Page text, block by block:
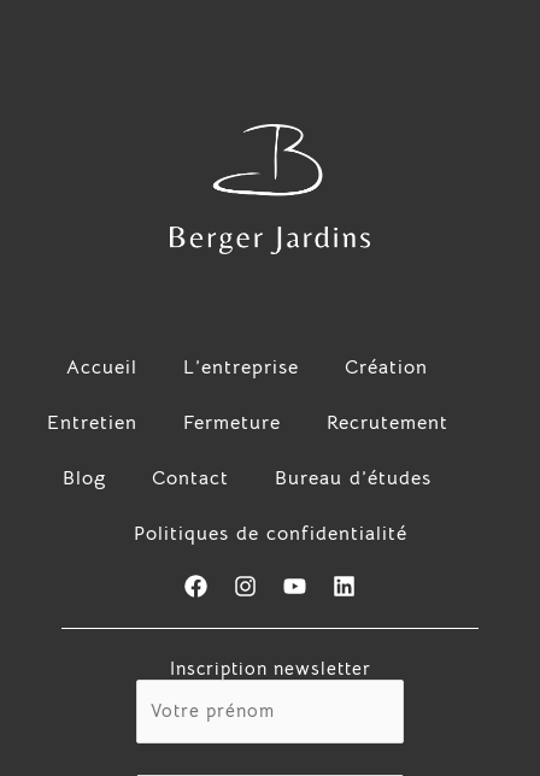
Accueil L’entreprise Création
Entretien Fermeture Recrutement
Blog Contact Bureau d’études
Politiques de confidentialité
F
a
c
b
o
k
I
s
a
r
a
m
Y
u
u
L
n
e
n
Inscription newsletter